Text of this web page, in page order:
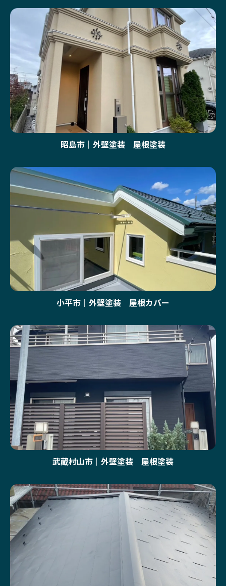
昭島市｜外壁塗装 屋根塗装
小平市｜外壁塗装 屋根カバー
武蔵村山市｜外壁塗装 屋根塗装